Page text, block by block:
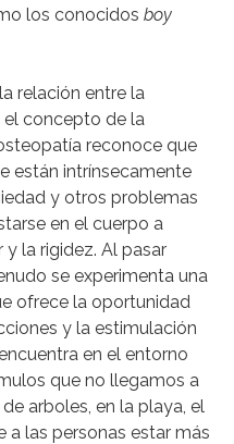
los conocidos boy
relación entre la
concepto de la
reconoce que
están intrínsecamente
y otros problemas
en el cuerpo a
la rigidez. Al pasar
se experimenta una
ofrece la oportunidad
y la estimulación
en el entorno
que no llegamos a
arboles, en la playa, el
a las personas estar más